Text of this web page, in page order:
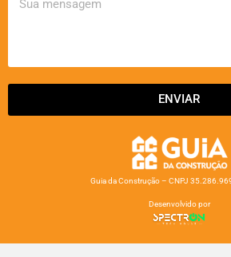
ENVIAR
Guia da Construção – CNPJ
Desenvolvido por